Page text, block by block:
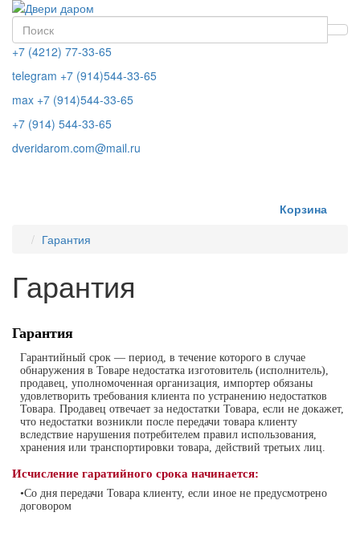
+7 (4212) 77-33-65
telegram +7 (914)544-33-65
max +7 (914)544-33-65
+7 (914) 544-33-65
dveridarom.com@mail.ru
Корзина
Гарантия
Гарантия
Гарантия
Гарантийный срок — период, в течение которого в случае
обнаружения в Товаре недостатка изготовитель (исполнитель),
продавец, уполномоченная организация, импортер обязаны
удовлетворить требования клиента по устранению недостатков
Товара. Продавец отвечает за недостатки Товара, если не докажет,
что недостатки возникли после передачи товара клиенту
вследствие нарушения потребителем правил использования,
хранения или транспортировки товара, действий третьих лиц.
Исчисление гаратийного срока начинается:
•Со дня передачи Товара клиенту, если иное не предусмотрено
договором